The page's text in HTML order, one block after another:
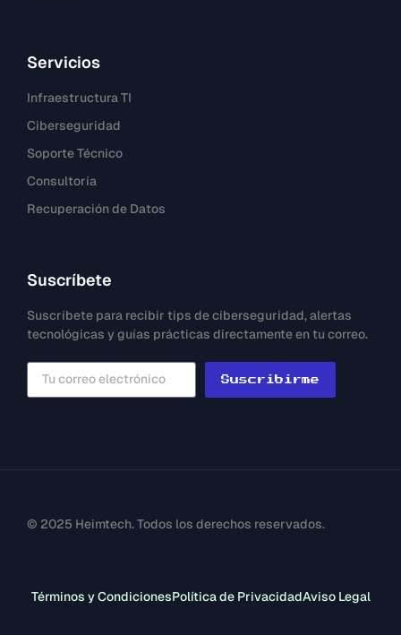
Servicios
Infraestructura TI
Ciberseguridad
Soporte Técnico
Consultoría
Recuperación de Datos
Suscríbete
Suscríbete para recibir tips de ciberseguridad, alertas
tecnológicas y guías prácticas directamente en tu correo.
Suscribirme
© 2025 Heimtech. Todos los derechos reservados.
Términos y CondicionesPolítica de PrivacidadAviso Legal